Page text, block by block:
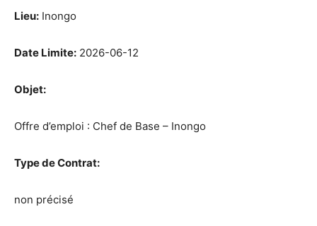
Lieu: Inongo
Date Limite: 2026-06-12
Objet:
Offre d’emploi : Chef de Base – Inongo
Type de Contrat:
non précisé